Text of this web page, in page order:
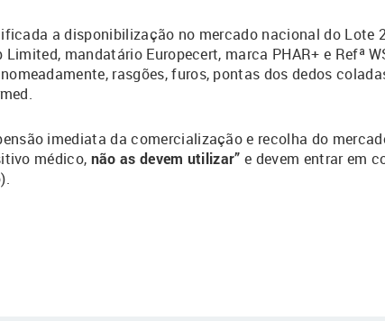
a disponibilização no mercado nacional do Lote
mandatário Europecert, marca PHAR+ e Refª
rasgões, furos, pontas dos dedos
imediata da comercialização e recolha do
médico, não as devem utilizar” e devem entrar em